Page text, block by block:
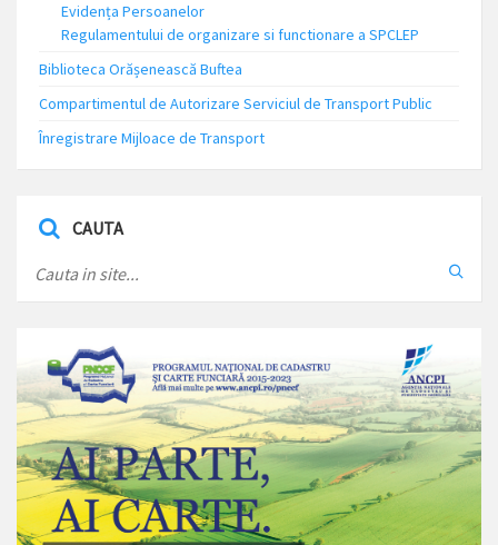
Evidența Persoanelor
Regulamentului de organizare si functionare a SPCLEP
Biblioteca Orășenească Buftea
Compartimentul de Autorizare Serviciul de Transport Public
Înregistrare Mijloace de Transport
CAUTA